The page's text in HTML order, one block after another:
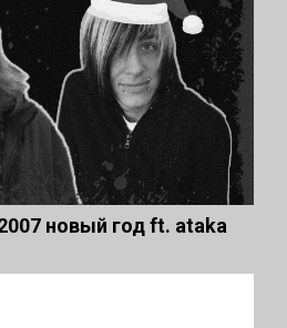
новый год ft. ataka